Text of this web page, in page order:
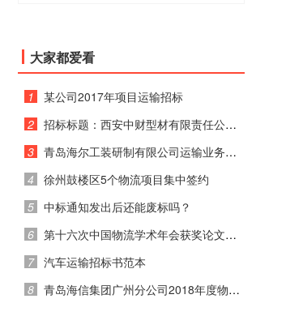
大家都爱看
1
2
3
4
5
6
7
8
某公司2017年项目运输招标
招标标题：西安中财型材有限责任公司 2017年运输招标公告
青岛海尔工装研制有限公司运输业务竞价通知
徐州鼓楼区5个物流项目集中签约
中标通知发出后还能废标吗？
第十六次中国物流学术年会获奖论文公示
汽车运输招标书范本
青岛海信集团广州分公司2018年度物流运输招标公告